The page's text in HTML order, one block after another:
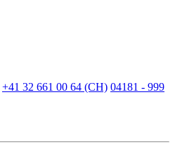
+41 32 661 00 64 (CH) 04181 - 999